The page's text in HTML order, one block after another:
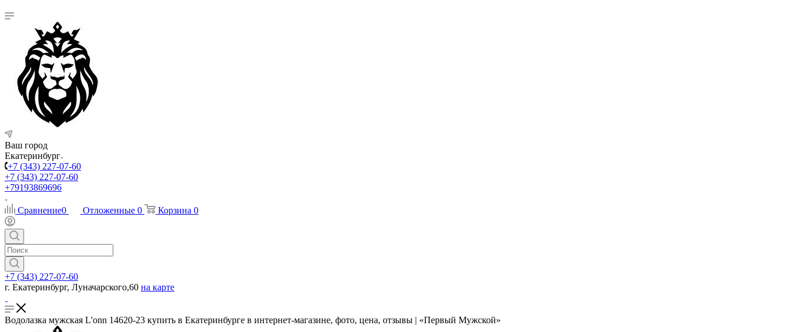
Ваш город
Екатеринбург
+7 (343) 227-07-60
+7 (343) 227-07-60
+79193869696
Сравнение0 Отложенные 0 Корзина 0
+7 (343) 227-07-60
г. Екатеринбург, Луначарского,60 на карте
Водолазка мужская L'onn 14620-23 купить в Екатеринбурге в интернет-магазине, фото, цена, отзывы | «Первый Мужской»